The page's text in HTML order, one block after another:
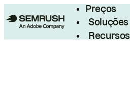
Preços
Soluções
Recursos